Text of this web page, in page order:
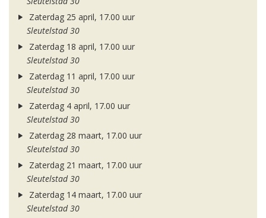
Zaterdag 25 april, 17.00 uur
Sleutelstad 30
Zaterdag 18 april, 17.00 uur
Sleutelstad 30
Zaterdag 11 april, 17.00 uur
Sleutelstad 30
Zaterdag 4 april, 17.00 uur
Sleutelstad 30
Zaterdag 28 maart, 17.00 uur
Sleutelstad 30
Zaterdag 21 maart, 17.00 uur
Sleutelstad 30
Zaterdag 14 maart, 17.00 uur
Sleutelstad 30